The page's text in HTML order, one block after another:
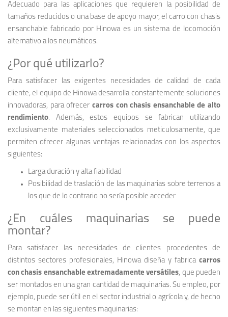
Adecuado para las aplicaciones que requieren la posibilidad de
tamaños reducidos o una base de apoyo mayor, el carro con chasis
ensanchable fabricado por Hinowa es un sistema de locomoción
alternativo a los neumáticos.
¿Por qué utilizarlo?
Para satisfacer las exigentes necesidades de calidad de cada
cliente, el equipo de Hinowa desarrolla constantemente soluciones
innovadoras, para ofrecer carros con chasis ensanchable de alto
rendimiento. Además, estos equipos se fabrican utilizando
exclusivamente materiales seleccionados meticulosamente, que
permiten ofrecer algunas ventajas relacionadas con los aspectos
siguientes:
Larga duración y alta fiabilidad
Posibilidad de traslación de las maquinarias sobre terrenos a
los que de lo contrario no sería posible acceder
¿En cuáles maquinarias se puede
montar?
Para satisfacer las necesidades de clientes procedentes de
distintos sectores profesionales, Hinowa diseña y fabrica carros
con chasis ensanchable extremadamente versátiles, que pueden
ser montados en una gran cantidad de maquinarias. Su empleo, por
ejemplo, puede ser útil en el sector industrial o agrícola y, de hecho
se montan en las siguientes maquinarias: